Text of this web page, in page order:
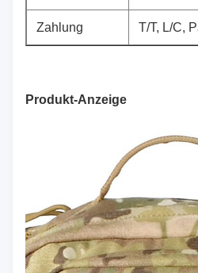
Zahlung T/T, L/C,
Produkt-Anzeige